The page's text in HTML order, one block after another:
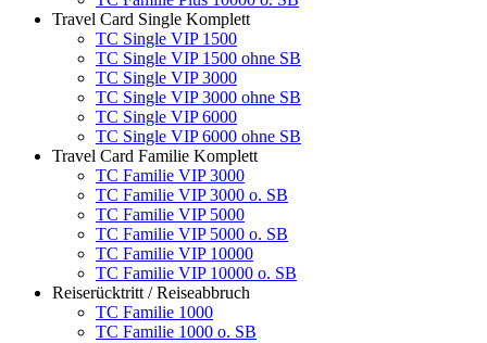
Travel Card Single Komplett
TC Single VIP 1500
TC Single VIP 1500 ohne SB
TC Single VIP 3000
TC Single VIP 3000 ohne SB
TC Single VIP 6000
TC Single VIP 6000 ohne SB
Travel Card Familie Komplett
TC Familie VIP 3000
TC Familie VIP 3000 o. SB
TC Familie VIP 5000
TC Familie VIP 5000 o. SB
TC Familie VIP 10000
TC Familie VIP 10000 o. SB
Reiserücktritt / Reiseabbruch
TC Familie 1000
TC Familie 1000 o. SB